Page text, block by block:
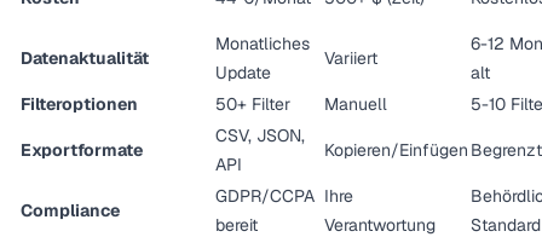
Datenaktualität
Monatliches
Update
Variiert
6-12
alt
Filteroptionen
50+ Filter Manuell 5-10
Exportformate
CSV, JSON,
API
Kopieren/Einfügen Begrenzt
Compliance
GDPR/CCPA
bereit
Ihre
Verantwortung
Standard